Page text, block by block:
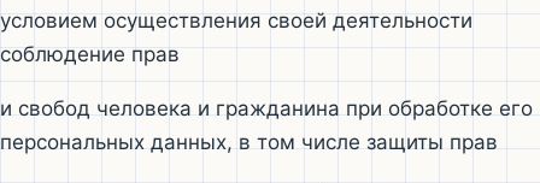
условием осуществления своей деятельности
соблюдение прав
и свобод человека и гражданина при обработке его
персональных данных, в том числе защиты прав